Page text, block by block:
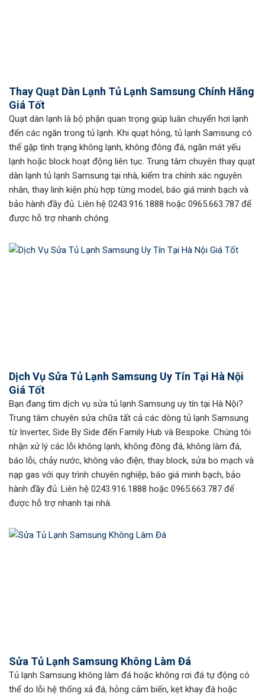
Thay Quạt Dàn Lạnh Tủ Lạnh Samsung Chính Hãng
Giá Tốt
Quạt dàn lạnh là bộ phận quan trọng giúp luân chuyển hơi lạnh
đến các ngăn trong tủ lạnh. Khi quạt hỏng, tủ lạnh Samsung có
thể gặp tình trạng không lạnh, không đông đá, ngăn mát yếu
lạnh hoặc block hoạt động liên tục. Trung tâm chuyên thay quạt
dàn lạnh tủ lạnh Samsung tại nhà, kiểm tra chính xác nguyên
nhân, thay linh kiện phù hợp từng model, báo giá minh bạch và
bảo hành đầy đủ. Liên hệ 0243.916.1888 hoặc 0965.663.787 để
được hỗ trợ nhanh chóng.
Dịch Vụ Sửa Tủ Lạnh Samsung Uy Tín Tại Hà Nội
Giá Tốt
Bạn đang tìm dịch vụ sửa tủ lạnh Samsung uy tín tại Hà Nội?
Trung tâm chuyên sửa chữa tất cả các dòng tủ lạnh Samsung
từ Inverter, Side By Side đến Family Hub và Bespoke. Chúng tôi
nhận xử lý các lỗi không lạnh, không đông đá, không làm đá,
báo lỗi, chảy nước, không vào điện, thay block, sửa bo mạch và
nạp gas với quy trình chuyên nghiệp, báo giá minh bạch, bảo
hành đầy đủ. Liên hệ 0243.916.1888 hoặc 0965.663.787 để
được hỗ trợ nhanh tại nhà.
Sửa Tủ Lạnh Samsung Không Làm Đá
Tủ lạnh Samsung không làm đá hoặc không rơi đá tự động có
thể do lỗi hệ thống xả đá, hỏng cảm biến, kẹt khay đá hoặc